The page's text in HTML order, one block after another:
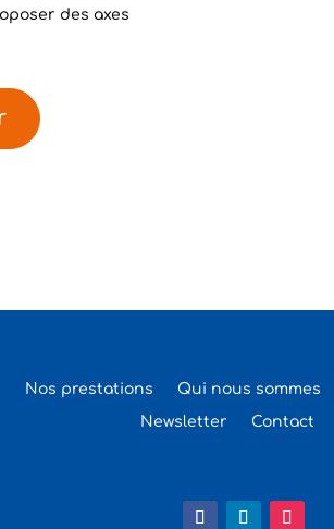
des axes
Nos prestations Qui nous sommes
Newsletter
Contact